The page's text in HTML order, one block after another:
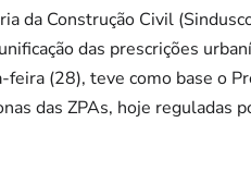
da Construção Civil
das prescrições
feira (28), teve como base o
das ZPAs, hoje reguladas